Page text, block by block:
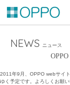
NEWS ニュース
2011年9月、OPPO webサイ
ゆく予定です。よろしくお願い